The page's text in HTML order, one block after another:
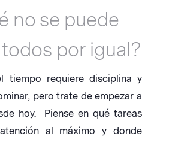
no se puede
por igual?
tiempo requiere disciplina y
pero trate de empezar a
hoy. Piense en qué tareas
al máximo y donde